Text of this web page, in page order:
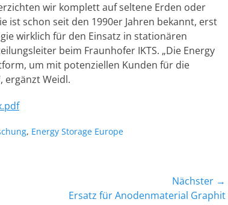
wir komplett auf seltene Erden oder
ist schon seit den 1990er Jahren bekannt, erst
wirklich für den Einsatz in stationären
beim Fraunhofer IKTS. „Die Energy
um mit potenziellen Kunden für die
ergänzt Weidl.
, Energy Storage Europe
Nächster →
Ersatz für Anodenmaterial Graphit